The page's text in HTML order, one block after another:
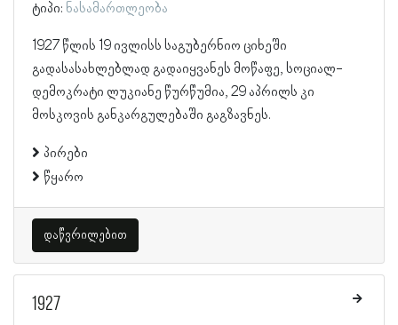
ტიპი: ნასამართლეობა
1927 წლის 19 ივლისს საგუბერნიო ციხეში
გადასასახლებლად გადაიყვანეს მოწაფე, სოციალ-
დემოკრატი ლუკიანე წურწუმია, 29 აპრილს კი
მოსკოვის განკარგულებაში გაგზავნეს.
პირები
წყარო
დაწვრილებით
1927